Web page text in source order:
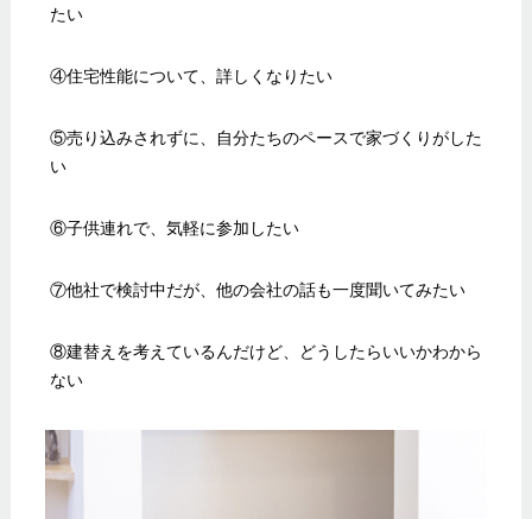
たい
④住宅性能について、詳しくなりたい
⑤売り込みされずに、自分たちのペースで家づくりがした
い
⑥子供連れで、気軽に参加したい
⑦他社で検討中だが、他の会社の話も一度聞いてみたい
⑧建替えを考えているんだけど、どうしたらいいかわから
ない